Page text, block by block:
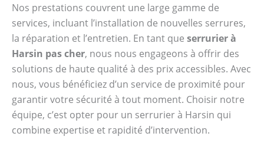
Nos prestations couvrent une large gamme de
services, incluant l’installation de nouvelles serrures,
la réparation et l’entretien. En tant que serrurier à
Harsin pas cher, nous nous engageons à offrir des
solutions de haute qualité à des prix accessibles. Avec
nous, vous bénéficiez d’un service de proximité pour
garantir votre sécurité à tout moment. Choisir notre
équipe, c’est opter pour un serrurier à Harsin qui
combine expertise et rapidité d’intervention.